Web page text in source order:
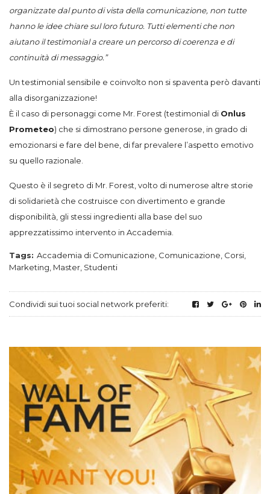
organizzate dal punto di vista della comunicazione, non tutte
hanno le idee chiare sul loro futuro. Tutti elementi che non
aiutano il testimonial a creare un percorso di coerenza e di
continuità di messaggio.”
Un testimonial sensibile e coinvolto non si spaventa però davanti
alla disorganizzazione!
È il caso di personaggi come Mr. Forest (testimonial di Onlus
Prometeo) che si dimostrano persone generose, in grado di
emozionarsi e fare del bene, di far prevalere l’aspetto emotivo
su quello razionale.
Questo è il segreto di Mr. Forest, volto di numerose altre storie
di solidarietà che costruisce con divertimento e grande
disponibilità, gli stessi ingredienti alla base del suo
apprezzatissimo intervento in Accademia.
Tags: Accademia di Comunicazione Comunicazione Corsi
Marketing Master Studenti
Condividi sui tuoi social network preferiti: